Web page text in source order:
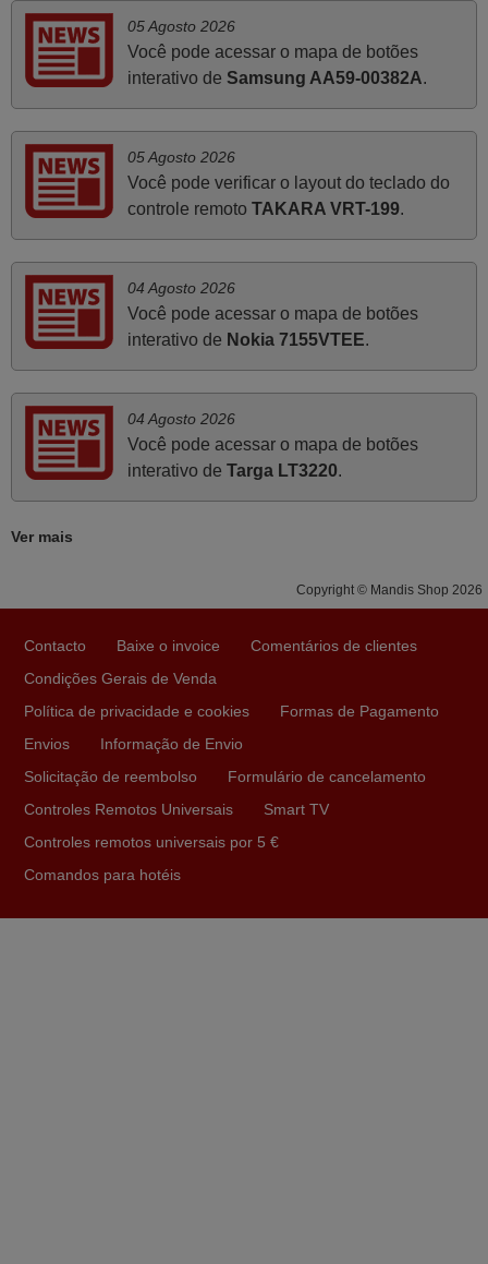
Abril 2025
O comando veio bem embrulhado e protegido. Fez logo a
emparelhamento com a televisão, sem problemas.
Funciona na perfeição. Recomendo vivamente este
produto e este site.
João,
PORTUGAL
A funcionar de imediato. 100%. Obrigado
Maio 2025
vossa eficiência no processo. Gostaria de salientar que
como usar o comando sem usar por marca mas
tinha explicado como funcionar. Apenas diziam que
tinham comandos universais mas podiam não funcionar.
programação. Recomendo muito!!
Rudinery,
05 Agosto 2026
Você pode acessar o mapa de botões
interativo de Samsung AA59-00382A.
05 Agosto 2026
Você pode verificar o layout do teclado do
controle remoto TAKARA VRT-199.
04 Agosto 2026
Você pode acessar o mapa de botões
interativo de Nokia 7155VTEE.
04 Agosto 2026
Você pode acessar o mapa de botões
interativo de Targa LT3220.
Ver mais
Copyright © Mandis Shop 2026
Contacto Baixe o invoice
Comentários de clientes
Condições Gerais de Venda
Política de privacidade e cookies
Formas de Pagamento
Envios
Informação de Envio
Solicitação de reembolso
Formulário de cancelamento
Controles Remotos Universais
Smart TV
Controles remotos universais por 5 €
Comandos para hotéis